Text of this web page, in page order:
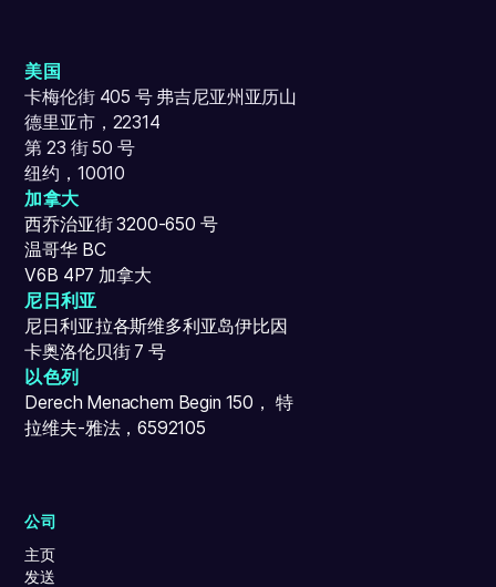
美国
卡梅伦街 405 号 弗吉尼亚州亚历山
德里亚市，22314
第 23 街 50 号
纽约，10010
加拿大
西乔治亚街 3200-650 号
温哥华 BC
V6B 4P7 加拿大
尼日利亚
尼日利亚拉各斯维多利亚岛伊比因
卡奥洛伦贝街 7 号
以色列
Derech Menachem Begin 150， 特
拉维夫-雅法，6592105
公司
主页
发送